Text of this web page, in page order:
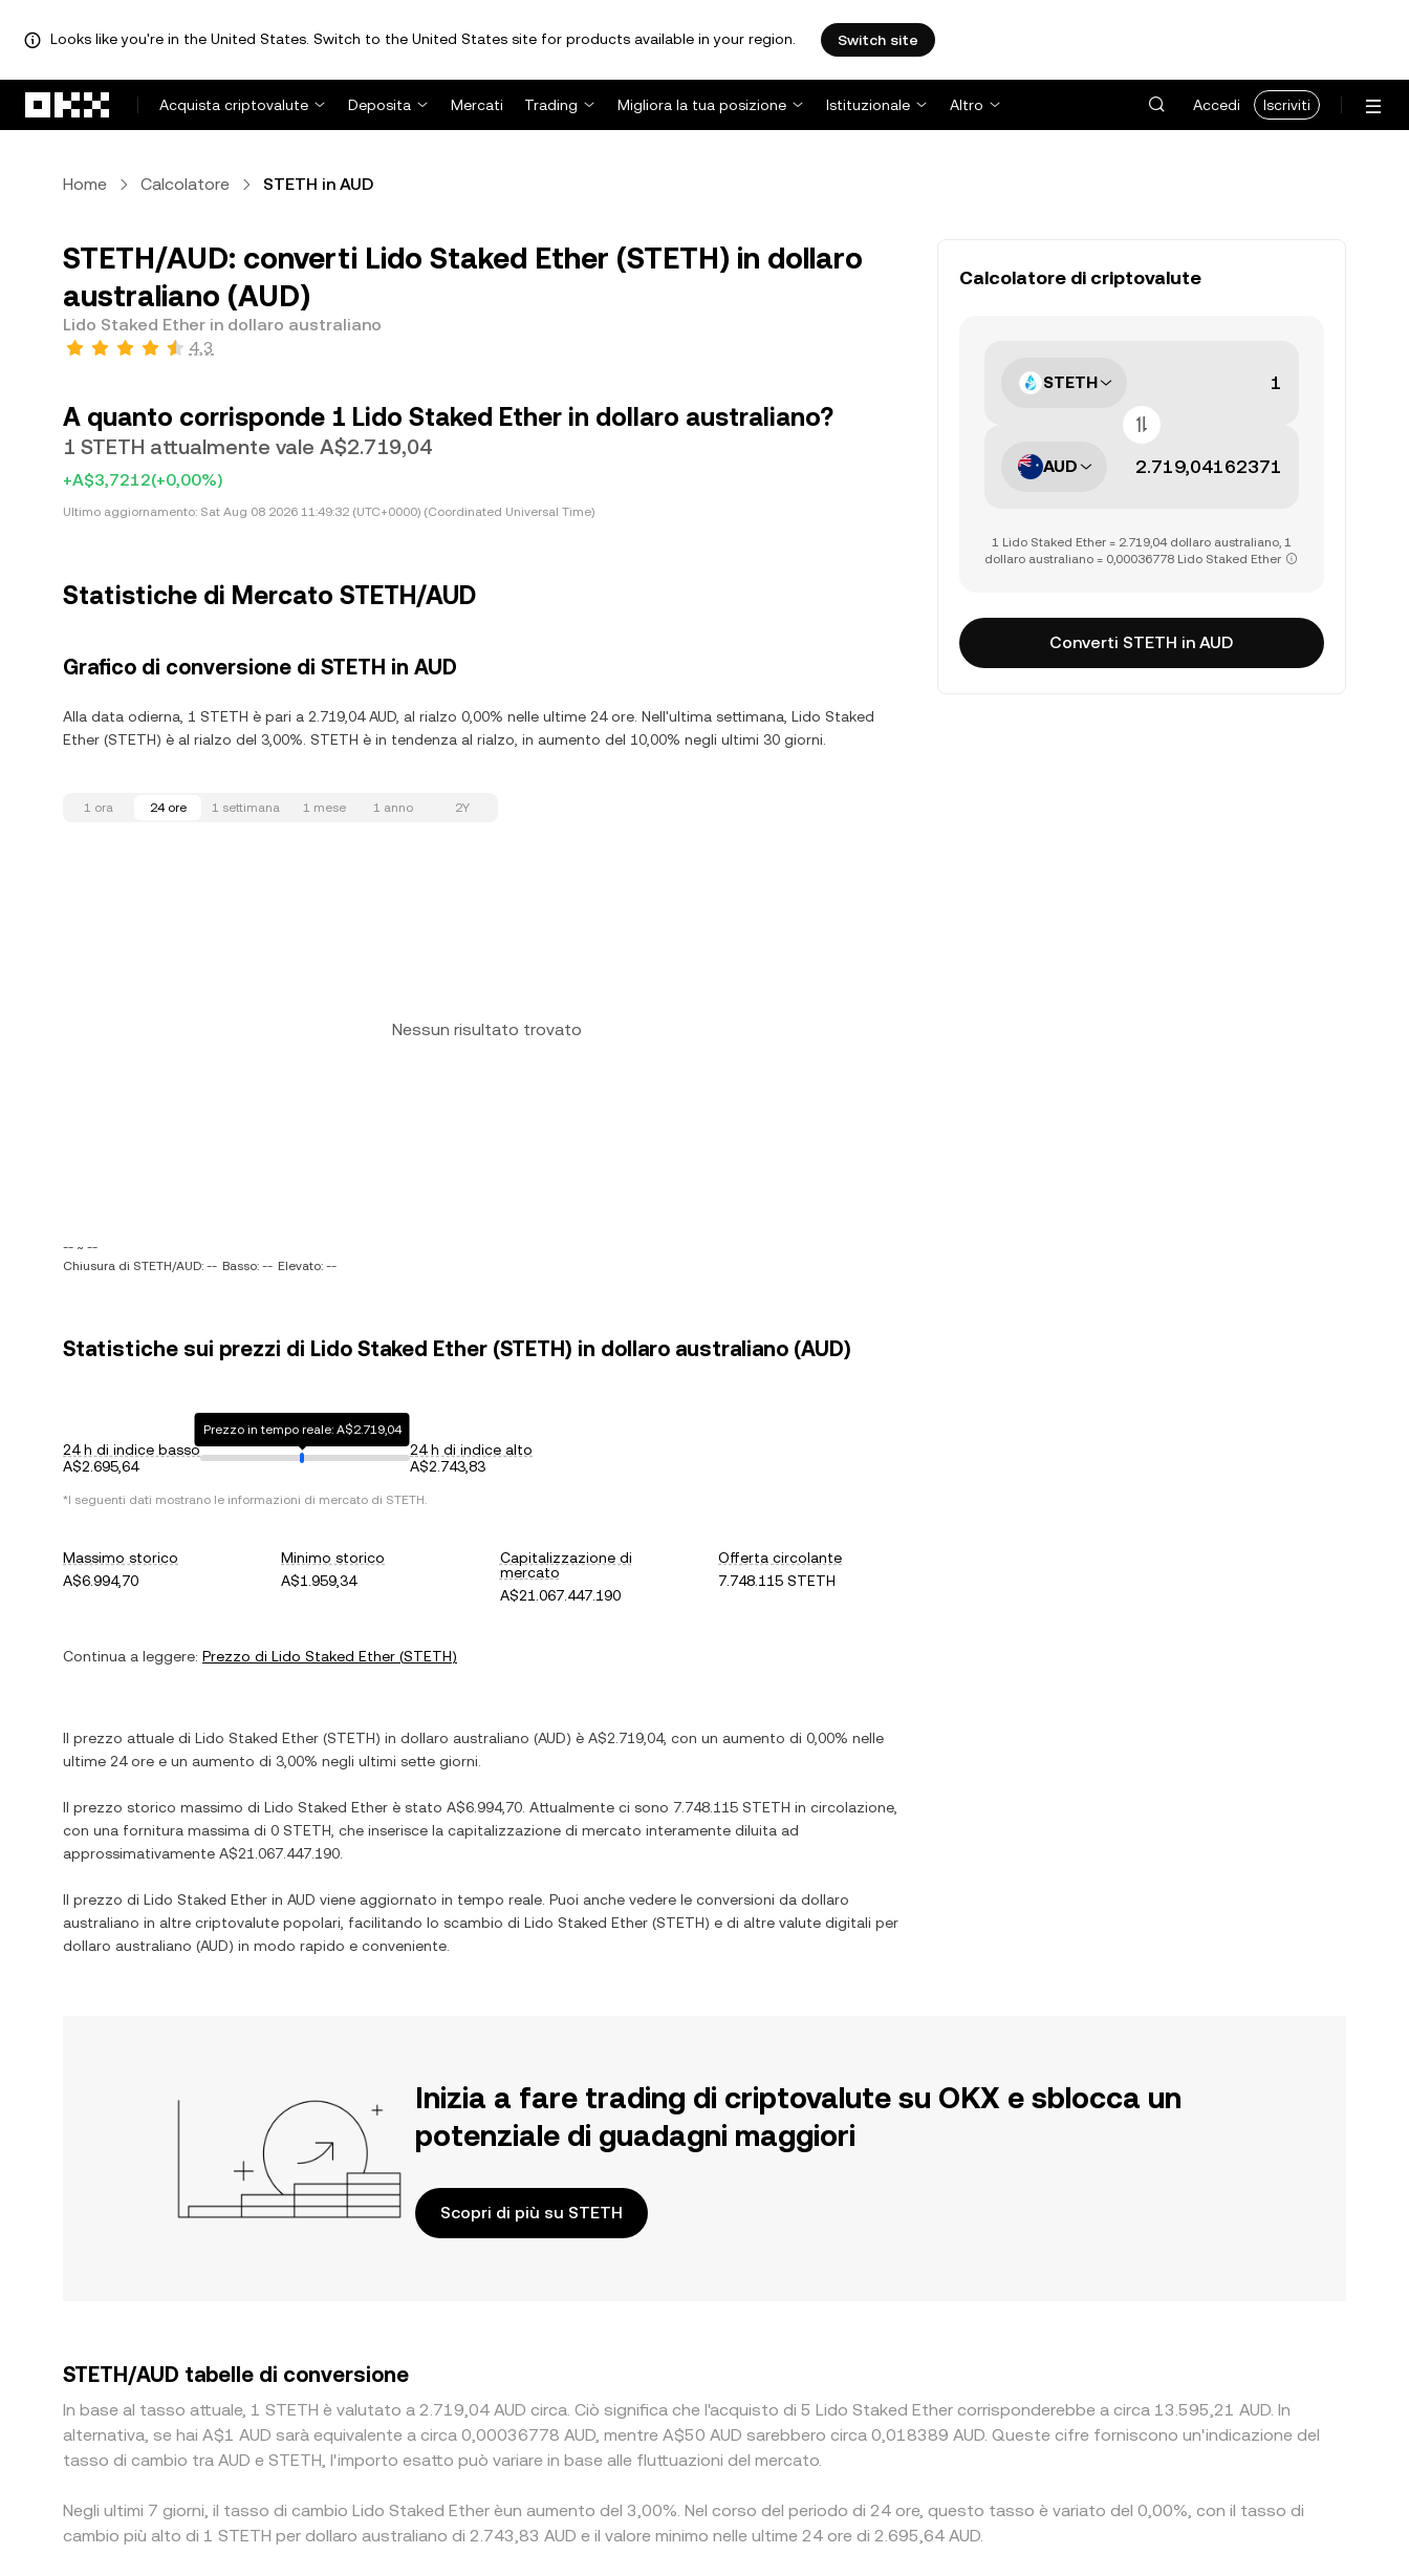
Looks like you're in the United States. Switch to the United States site for products available in your region. Switch site
Acquista criptovalute
Deposita Mercati Trading Migliora la tua posizione Istituzionale Altro Accedi Iscriviti
Home Calcolatore STETH in AUD
STETH/AUD: converti Lido Staked Ether (STETH) in dollaro
australiano (AUD)
Lido Staked Ether in dollaro australiano
4,3
A quanto corrisponde 1 Lido Staked Ether in dollaro australiano?
1 STETH attualmente vale A$2.719,04
+A$3,7212(+0,00%)
Ultimo aggiornamento: Sat Aug 08 2026 11:49:32 (UTC+0000) (Coordinated Universal Time)
Statistiche di Mercato STETH/AUD
Grafico di conversione di STETH in AUD
Alla data odierna, 1 STETH è pari a 2.719,04 AUD, al rialzo 0,00% nelle ultime 24 ore. Nell'ultima settimana, Lido Staked
Ether (STETH) è al rialzo del 3,00%. STETH è in tendenza al rialzo, in aumento del 10,00% negli ultimi 30 giorni.
1 ora 24 ore 1 settimana 1 mese 1 anno 2Y
Nessun risultato trovato
-- ~ --
Chiusura di STETH/AUD: -- Basso: -- Elevato: --
Statistiche sui prezzi di Lido Staked Ether (STETH) in dollaro australiano (AUD)
24 h di indice basso
A$2.695,64
Prezzo in tempo reale: A$2.719,04
24 h di indice alto
A$2.743,83
*I seguenti dati mostrano le informazioni di mercato di STETH.
Massimo storico
A$6.994,70
Minimo storico
A$1.959,34
Capitalizzazione di
mercato
A$21.067.447.190
Offerta circolante
7.748.115 STETH
Continua a leggere: Prezzo di Lido Staked Ether (STETH)
Il prezzo attuale di Lido Staked Ether (STETH) in dollaro australiano (AUD) è A$2.719,04, con un aumento di 0,00% nelle
ultime 24 ore e un aumento di 3,00% negli ultimi sette giorni.
Il prezzo storico massimo di Lido Staked Ether è stato A$6.994,70 . Attualmente ci sono 7.748.115 STETH in circolazione,
con una fornitura massima di 0 STETH , che inserisce la capitalizzazione di mercato interamente diluita ad
approssimativamente A$21.067.447.190
Il prezzo di Lido Staked Ether in AUD viene aggiornato in tempo reale. Puoi anche vedere le conversioni da dollaro
australiano in altre criptovalute popolari, facilitando lo scambio di Lido Staked Ether (STETH) e di altre valute digitali per
dollaro australiano (AUD) in modo rapido e conveniente.
Calcolatore di criptovalute
STETH
AUD
1 Lido Staked Ether = 2.719,04 dollaro australiano, 1
dollaro australiano = 0,00036778 Lido Staked Ether
Converti STETH in AUD
Inizia a fare trading di criptovalute su OKX e sblocca un
potenziale di guadagni maggiori
Scopri di più su STETH
STETH/AUD tabelle di conversione
In base al tasso attuale, 1 STETH è valutato a 2.719,04 AUD circa. Ciò significa che l'acquisto di 5 Lido Staked Ether corrisponderebbe a circa 13.595,21 AUD. In
alternativa, se hai A$1 AUD sarà equivalente a circa 0,00036778 AUD, mentre A$50 AUD sarebbero circa 0,018389 AUD. Queste cifre forniscono un'indicazione del
tasso di cambio tra AUD e STETH, l'importo esatto può variare in base alle fluttuazioni del mercato.
Negli ultimi 7 giorni, il tasso di cambio Lido Staked Ether èun aumento del 3,00%. Nel corso del periodo di 24 ore, questo tasso è variato del 0,00%, con il tasso di
cambio più alto di 1 STETH per dollaro australiano di 2.743,83 AUD e il valore minimo nelle ultime 24 ore di 2.695,64 AUD.